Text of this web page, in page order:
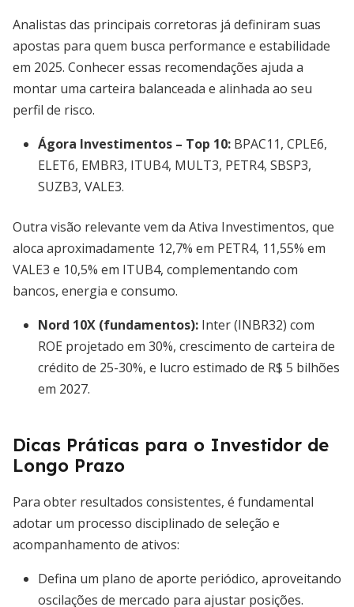
Analistas das principais corretoras já definiram suas
apostas para quem busca performance e estabilidade
em 2025. Conhecer essas recomendações ajuda a
montar uma carteira balanceada e alinhada ao seu
perfil de risco.
Ágora Investimentos – Top 10: BPAC11, CPLE6,
ELET6, EMBR3, ITUB4, MULT3, PETR4, SBSP3,
SUZB3, VALE3.
Outra visão relevante vem da Ativa Investimentos, que
aloca aproximadamente 12,7% em PETR4, 11,55% em
VALE3 e 10,5% em ITUB4, complementando com
bancos, energia e consumo.
Nord 10X (fundamentos): Inter (INBR32) com
ROE projetado em 30%, crescimento de carteira de
crédito de 25-30%, e lucro estimado de R$ 5 bilhões
em 2027.
Dicas Práticas para o Investidor de
Longo Prazo
Para obter resultados consistentes, é fundamental
adotar um processo disciplinado de seleção e
acompanhamento de ativos:
Defina um plano de aporte periódico, aproveitando
oscilações de mercado para ajustar posições.